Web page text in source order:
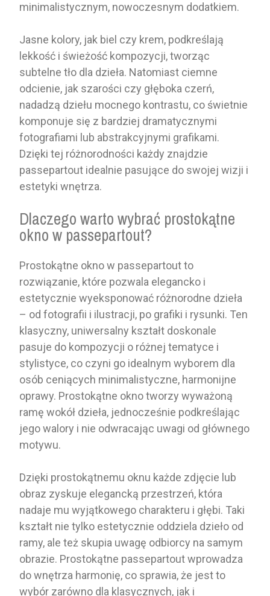
minimalistycznym, nowoczesnym dodatkiem.
Jasne kolory, jak biel czy krem, podkreślają
lekkość i świeżość kompozycji, tworząc
subtelne tło dla dzieła. Natomiast ciemne
odcienie, jak szarości czy głęboka czerń,
nadadzą dziełu mocnego kontrastu, co świetnie
komponuje się z bardziej dramatycznymi
fotografiami lub abstrakcyjnymi grafikami.
Dzięki tej różnorodności każdy znajdzie
passepartout idealnie pasujące do swojej wizji i
estetyki wnętrza.
Dlaczego warto wybrać prostokątne
okno w passepartout?
Prostokątne okno w passepartout to
rozwiązanie, które pozwala elegancko i
estetycznie wyeksponować różnorodne dzieła
– od fotografii i ilustracji, po grafiki i rysunki. Ten
klasyczny, uniwersalny kształt doskonale
pasuje do kompozycji o różnej tematyce i
stylistyce, co czyni go idealnym wyborem dla
osób ceniących minimalistyczne, harmonijne
oprawy. Prostokątne okno tworzy wyważoną
ramę wokół dzieła, jednocześnie podkreślając
jego walory i nie odwracając uwagi od głównego
motywu.
Dzięki prostokątnemu oknu każde zdjęcie lub
obraz zyskuje elegancką przestrzeń, która
nadaje mu wyjątkowego charakteru i głębi. Taki
kształt nie tylko estetycznie oddziela dzieło od
ramy, ale też skupia uwagę odbiorcy na samym
obrazie. Prostokątne passepartout wprowadza
do wnętrza harmonię, co sprawia, że jest to
wybór zarówno dla klasycznych, jak i